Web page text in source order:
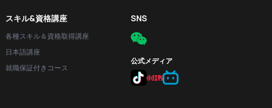
スキル&資格講座
各種スキル＆資格取得講座
日本語講座
就職保証付きコース
SNS
公式メディア